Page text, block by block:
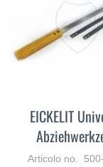
EICKELIT
Articolo no.